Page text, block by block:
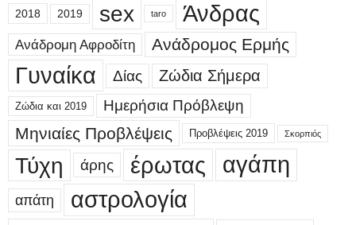
2018 2019 sex taro Άνδρας
Ανάδρομη Αφροδίτη Ανάδρομος Ερμής
Γυναίκα Δίας Ζώδια Σήμερα
Ζώδια και 2019 Ημερήσια Πρόβλεψη
Μηνιαίες Προβλέψεις Προβλέψεις 2019 Σκορπιός
Τύχη άρης έρωτας αγάπη
απάτη
αστρολογία